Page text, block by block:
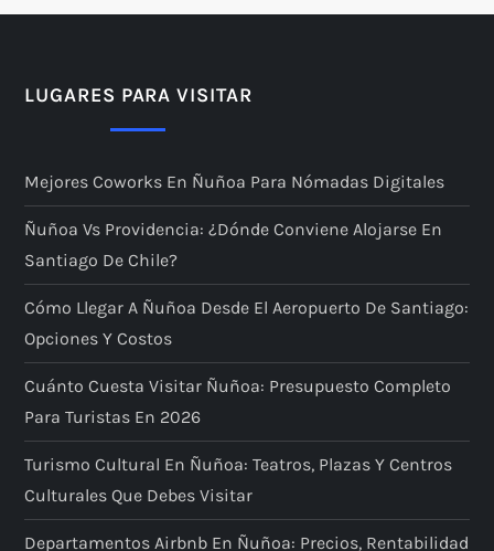
LUGARES PARA VISITAR
Mejores Coworks En Ñuñoa Para Nómadas Digitales
Ñuñoa Vs Providencia: ¿dónde Conviene Alojarse En
Santiago De Chile?
Cómo Llegar A Ñuñoa Desde El Aeropuerto De Santiago:
Opciones Y Costos
Cuánto Cuesta Visitar Ñuñoa: Presupuesto Completo
Para Turistas En 2026
Turismo Cultural En Ñuñoa: Teatros, Plazas Y Centros
Culturales Que Debes Visitar
Departamentos Airbnb En Ñuñoa: Precios, Rentabilidad